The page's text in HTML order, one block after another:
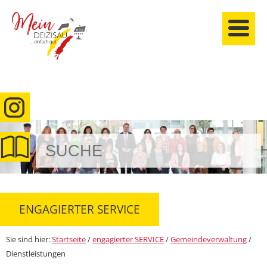
anmelden
ENGAGIERTER SERVICE
Sie sind hier:Startseite/engagierter SERVICE/Gemeindeverwaltung/
Dienstleistungen